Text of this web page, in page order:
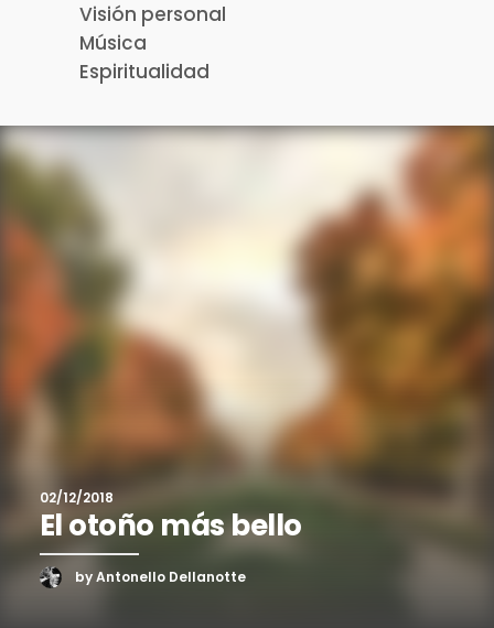
Visión personal
Música
Espiritualidad
02/12/2018
El otoño más bello
by Antonello Dellanotte